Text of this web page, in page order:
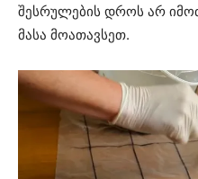
შესრულების დროს არ
მასა მოათავსეთ.